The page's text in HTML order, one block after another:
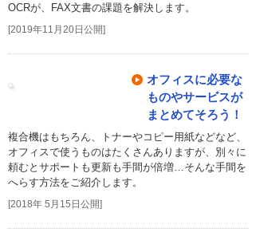
OCRが、FAX文書の課題を解決します。
[2019年11月20日公開]
オフィスに必要な
ものやサービスが
まとめてそろう！
複合機はもちろん、トナーやコピー用紙などなど、
オフィスで使うものはたくさんありますが、別々に
頼むとサポートも更新も手間が倍増…そんな手間を
へらす方法をご紹介します。
[2018年 5月15日公開]